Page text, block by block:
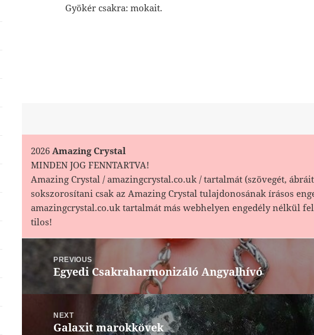
Gyökér csakra: mokait.
2026 Amazing Crystal
MINDEN JOG FENNTARTVA!
Amazing Crystal / amazingcrystal.co.uk / tartalmát (szövegét,
sokszorosítani csak az Amazing Crystal tulajdonosának írásos
amazingcrystal.co.uk tartalmát más webhelyen engedély nélkül
tilos!
Bejegyzés
navigációPREVIOUS
Previous
Egyedi Csakraharmonizáló Angyalhívó
NEXT
Next
Galaxit marokkövek